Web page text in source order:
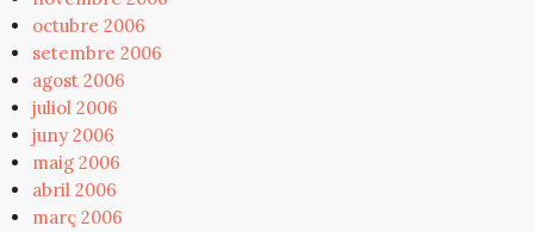
octubre 2006
setembre 2006
agost 2006
juliol 2006
juny 2006
maig 2006
abril 2006
març 2006